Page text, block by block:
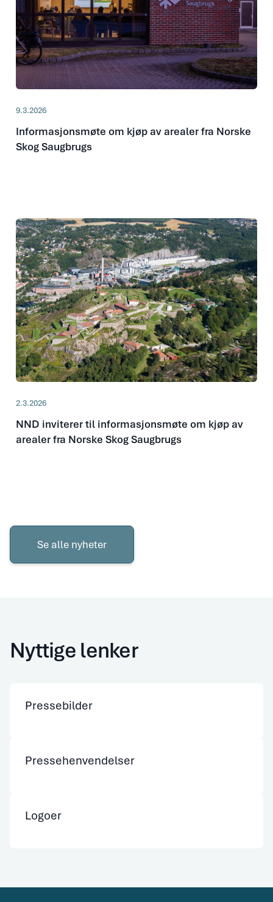
9.3.2026
Informasjonsmøte om kjøp av arealer fra Norske
Skog Saugbrugs
2.3.2026
NND inviterer til informasjonsmøte om kjøp av
arealer fra Norske Skog Saugbrugs
Se alle nyheter
Se
Nyttige lenker
Pressebilder
Pressehenvendelser
Logoer